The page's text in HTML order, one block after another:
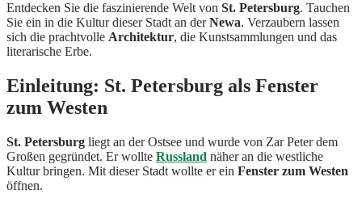
Entdecken Sie die faszinierende Welt von St. Petersburg. Tauchen
Sie ein in die Kultur dieser Stadt an derNewa. Verzaubern lassen
sich die prachtvolle Architektur, die Kunstsammlungen und das
literarische Erbe.
Einleitung: St. Petersburg als Fenster
zum Westen
St. Petersburg liegt an der Ostsee und wurde von Zar Peter dem
Großen gegründet. Er wollte Russland näher an die westliche
Kultur bringen. Mit dieser Stadt wollte er ein Fenster zum Westen
öffnen.